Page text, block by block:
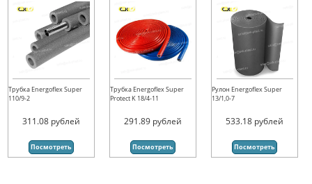
Трубка Energoflex Super
110/9-2
311.08 рублей
Посмотреть
Трубка Energoflex Super
Protect K 18/4-11
291.89 рублей
Посмотреть
Рулон Energoflex Super
13/1,0-7
533.18 рублей
Посмотреть